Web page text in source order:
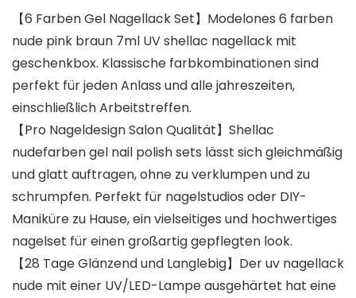
【6 Farben Gel Nagellack Set】Modelones 6 farben
nude pink braun 7ml UV shellac nagellack mit
geschenkbox. Klassische farbkombinationen sind
perfekt für jeden Anlass und alle jahreszeiten,
einschließlich Arbeitstreffen.
【Pro Nageldesign Salon Qualität】Shellac
nudefarben gel nail polish sets lässt sich gleichmäßig
und glatt auftragen, ohne zu verklumpen und zu
schrumpfen. Perfekt für nagelstudios oder DIY-
Maniküre zu Hause, ein vielseitiges und hochwertiges
nagelset für einen großartig gepflegten look.
【28 Tage Glänzend und Langlebig】Der uv nagellack
nude mit einer UV/LED-Lampe ausgehärtet hat eine